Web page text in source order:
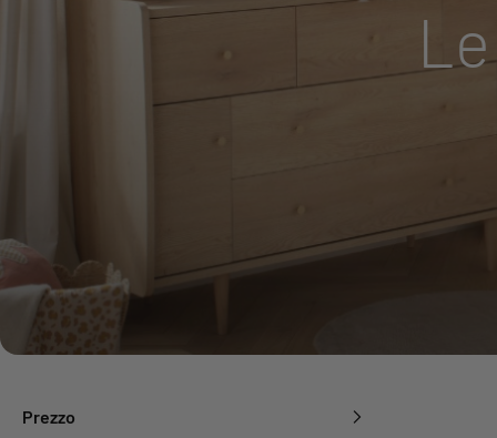
Prezzo